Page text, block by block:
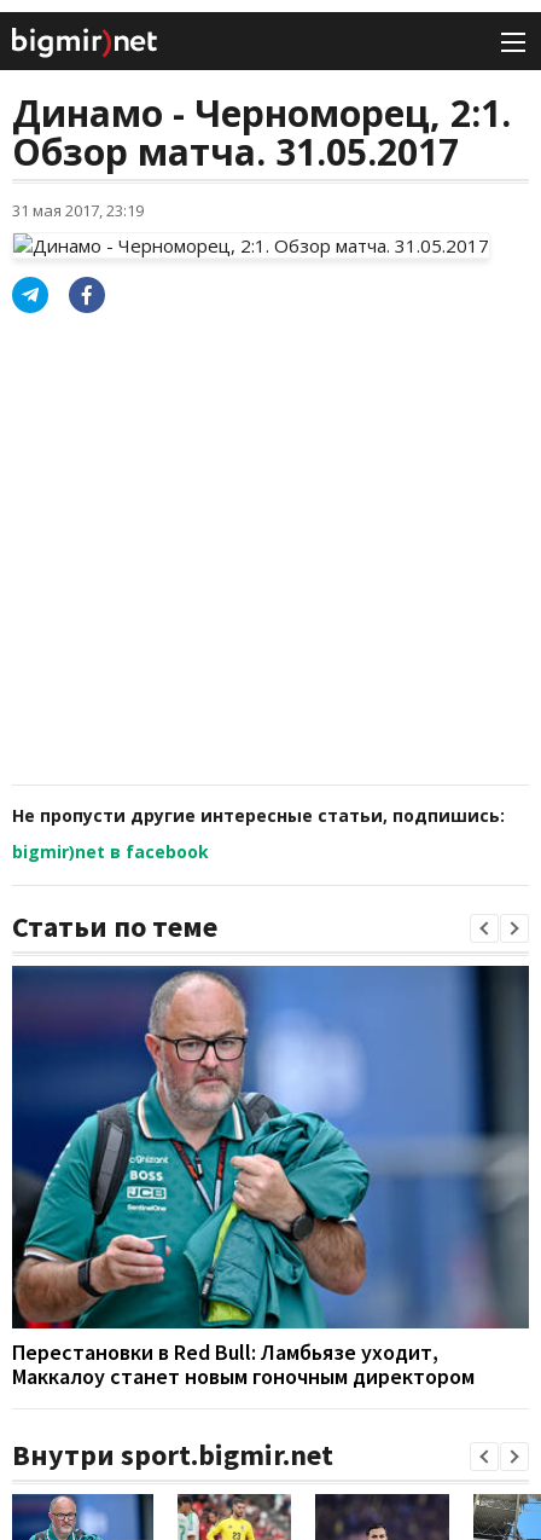
Динамо - Черноморец, 2:1.
Обзор матча. 31.05.2017
31 мая 2017, 23:19
Не пропусти другие интересные статьи, подпишись:
bigmir)net в facebook
Статьи по теме
Перестановки в Red Bull: Ламбьязе уходит,
Маккалоу станет новым гоночным директором
Внутри sport.bigmir.net